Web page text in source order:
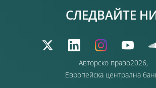
Авторско право2026,
Европейска централна
СЛЕДВАЙТЕ